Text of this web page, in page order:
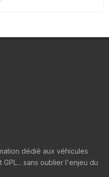
dédié aux véhicules
GPL... sans oublier l'enjeu du